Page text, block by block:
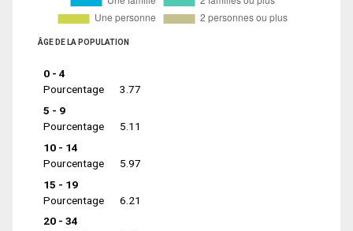
ÂGE DE LA POPULATION
0 - 4
Pourcentage
3.77
5 - 9
Pourcentage
5.11
10 - 14
Pourcentage
5.97
15 - 19
Pourcentage
6.21
20 - 34